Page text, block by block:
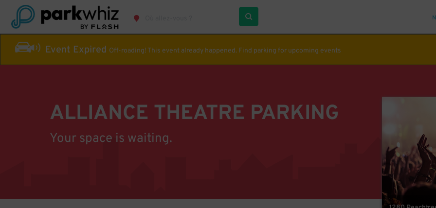
Event Expired Off-roading! This event already happened. Find parking for upcoming events
ALLIANCE THEATRE PARKING
Your space is waiting.